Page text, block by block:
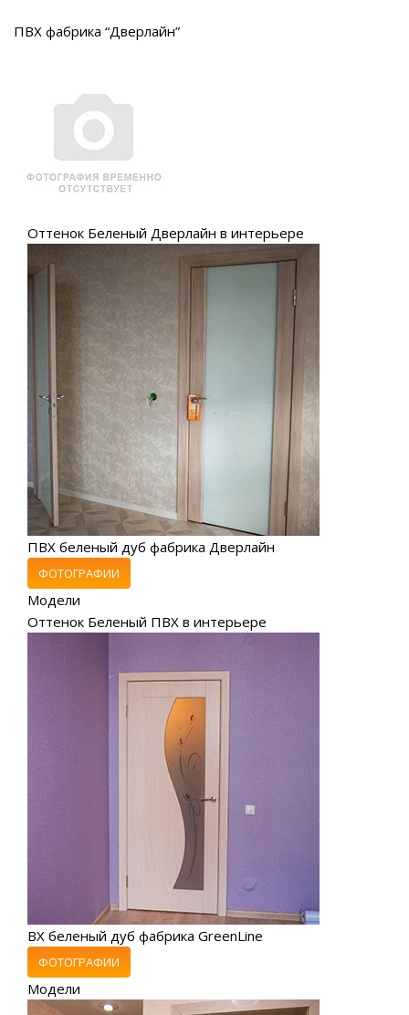
ПВХ фабрика “Дверлайн”
Оттенок Беленый Дверлайн в интерьере
ПВХ беленый дуб фабрика Дверлайн
ФОТОГРАФИИ
Модели
Оттенок Беленый ПВХ в интерьере
ВХ беленый дуб фабрика GreenLine
ФОТОГРАФИИ
Модели